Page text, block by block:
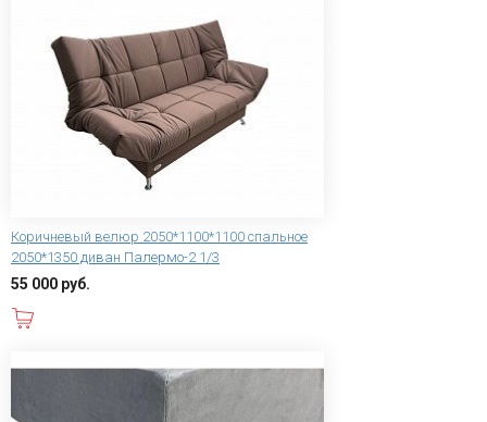
Коричневый велюр 2050*1100*1100 спальное
2050*1350 диван Палермо-2 1/3
55 000 руб.